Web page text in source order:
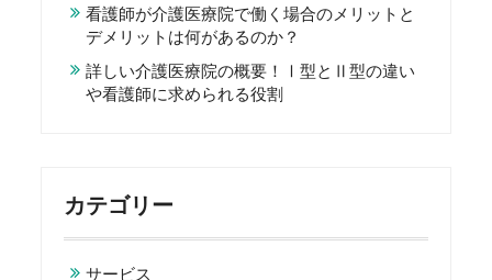
看護師が介護医療院で働く場合のメリットと
デメリットは何があるのか？
詳しい介護医療院の概要！Ⅰ型とⅡ型の違い
や看護師に求められる役割
カテゴリー
サービス